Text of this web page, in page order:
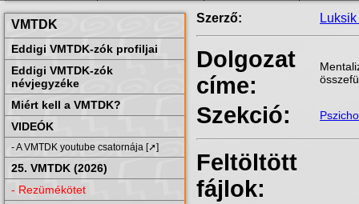
VMTDK
Eddigi VMTDK-zók profiljai
Eddigi VMTDK-zók
névjegyzéke
Miért kell a VMTDK?
VIDEÓK
- A VMTDK youtube csatornája [➚]
25. VMTDK (2026)
- Rezümékötet
Szerző:
Dolgozat
címe:
Szekció:
Feltöltött
fájlok: